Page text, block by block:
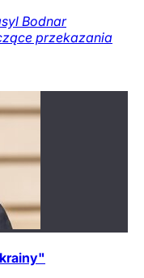
Bodnar
przekazania